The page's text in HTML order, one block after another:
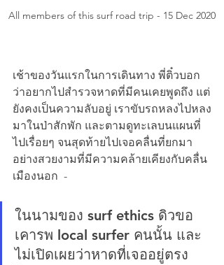
All members of this surf road trip - 15 Dec 2020
เช้าของวันแรกในการเดินทาง พี่ติ๋วบอก
ว่าอยากไปสำรวจหาดที่มีคนเคยพูดถึง แต่
ยังคงเป็นความลับอยู่ เราขับรถหลงไปหลง
มาในป่าสักพัก และตามดูทะเลบนแผนที่
ไปเรื่อยๆ จนสุดท้ายไปเจอคลื่นที่ยกมา
อย่างสวยงามที่มีความคล้ายเคียงกับคลื่น
เมืองนอก  -
ในนามของ surf ethics ดิวขอ
เคารพ local surfer คนนั้น และ
ไม่เปิดเผยว่าหาดที่เจออยู่ตรง